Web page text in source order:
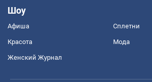
Шоу
Афиша Сплетни
Красота Мода
Женский Журнал